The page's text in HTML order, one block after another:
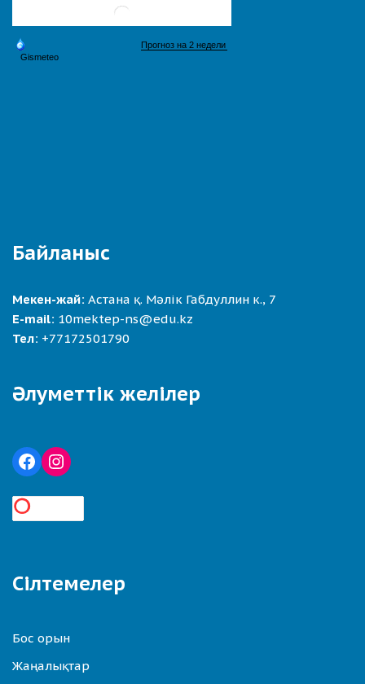
Байланыс
Мекен-жай: Астана қ. Мәлік Габдуллин к., 7
E-mail: 10mektep-ns@edu.kz
Тел: +77172501790
Әлуметтік желілер
Сілтемелер
Бос орын
Жаңалықтар